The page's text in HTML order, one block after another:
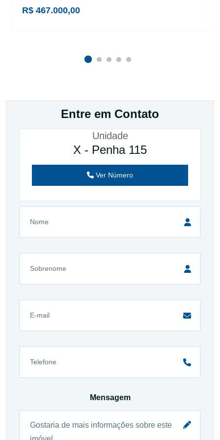
R$ 467.000,00
Entre em Contato
Unidade
X - Penha 115
Ver Número
Mensagem